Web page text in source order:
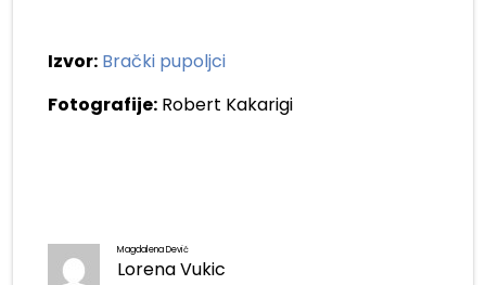
Izvor: Brački pupoljci
Fotografije: Robert Kakarigi
Magdalena Dević
Lorena Vukic